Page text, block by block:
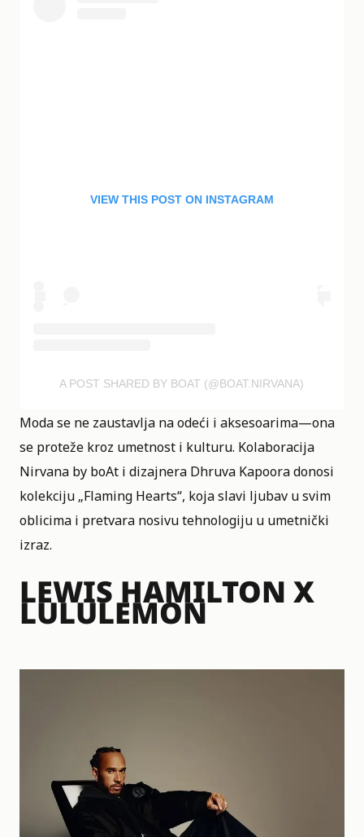
VIEW THIS POST ON INSTAGRAM
A POST SHARED BY BOAT (@BOAT.NIRVANA)
Moda se ne zaustavlja na odeći i aksesoarima—ona
se proteže kroz umetnost i kulturu. Kolaboracija
Nirvana by boAt i dizajnera Dhruva Kapoora donosi
kolekciju „Flaming Hearts“, koja slavi ljubav u svim
oblicima i pretvara nosivu tehnologiju u umetnički
izraz.
LEWIS HAMILTON X
LULULEMON